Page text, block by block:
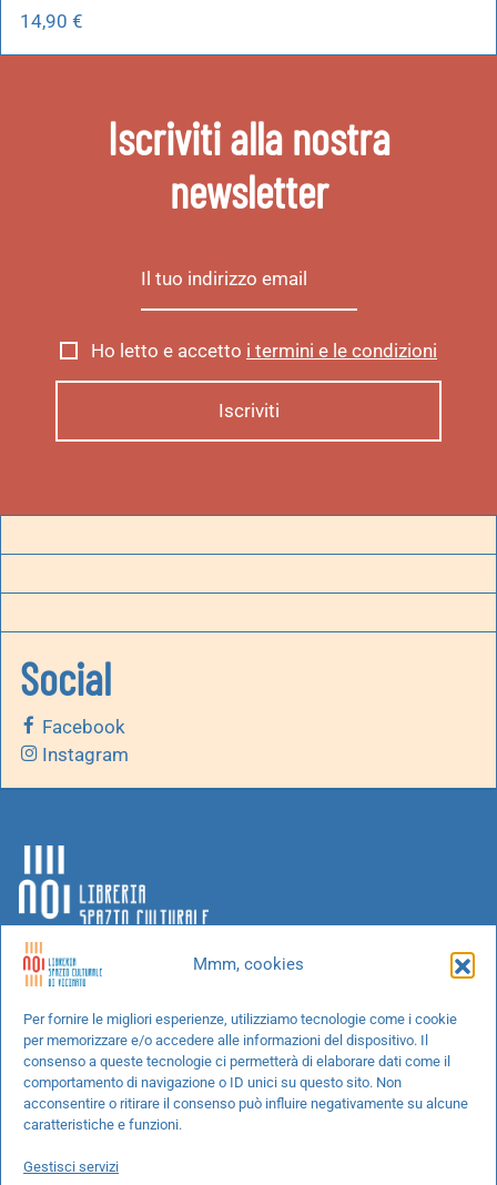
Mmm, cookies
Per fornire le migliori esperienze, utilizziamo tecnologie come i cookie
per memorizzare e/o accedere alle informazioni del dispositivo. Il
consenso a queste tecnologie ci permetterà di elaborare dati come il
comportamento di navigazione o ID unici su questo sito. Non
acconsentire o ritirare il consenso può influire negativamente su alcune
caratteristiche e funzioni.
Gestisci servizi
14,90 €
Iscriviti alla nostra
newsletter
Ho letto e accetto i termini e le condizioni
Social
Facebook
Instagram
Chi siamo
Progetti speciali
Richiedi un libro
Spedizioni
Cookie Policy